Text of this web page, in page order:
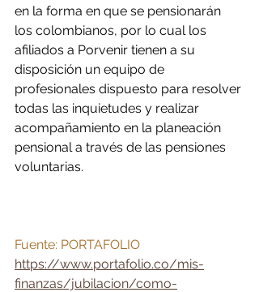
en la forma en que se pensionarán
los colombianos, por lo cual los
afiliados a Porvenir tienen a su
disposición un equipo de
profesionales dispuesto para resolver
todas las inquietudes y realizar
acompañamiento en la planeación
pensional a través de las pensiones
voluntarias.
Fuente: PORTAFOLIO
https://www.portafolio.co/mis-
finanzas/jubilacion/como-